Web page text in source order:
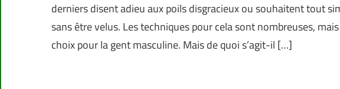
derniers disent adieu aux poils disgracieux ou souhaitent tout
sans être velus. Les techniques pour cela sont nombreuses,
choix pour la gent masculine. Mais de quoi s’agit-il […]